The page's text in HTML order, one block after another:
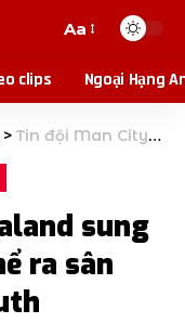
Aa
clips Ngoại Hạng
> Tin đội Man City: Haaland sung sức, Rodri cũng có thể ra sân trận gặp Bournemouth
sung
ra sân